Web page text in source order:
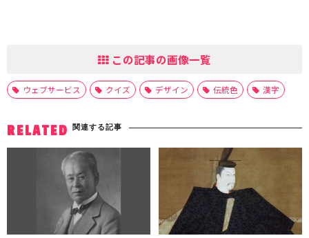
この記事の画像一覧
ウェブサービス クイズ デザイン 伝統色 漢字
RELATED 関連する記事